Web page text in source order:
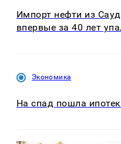
Импорт нефти из
впервые за 40 лет
Экономика
На спад пошла